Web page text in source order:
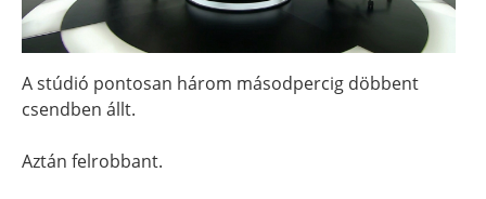
A stúdió pontosan három másodpercig döbbent
csendben állt.
Aztán felrobbant.